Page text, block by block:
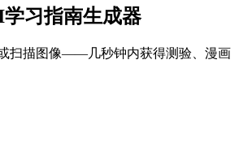
习指南生成器
或扫描图像——几秒钟内获得测验、漫画